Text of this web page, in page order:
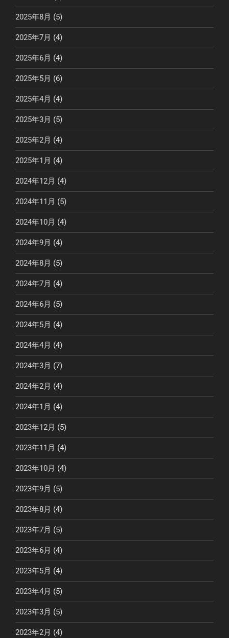
2025年8月 (5)
2025年7月 (4)
2025年6月 (4)
2025年5月 (6)
2025年4月 (4)
2025年3月 (5)
2025年2月 (4)
2025年1月 (4)
2024年12月 (4)
2024年11月 (5)
2024年10月 (4)
2024年9月 (4)
2024年8月 (5)
2024年7月 (4)
2024年6月 (5)
2024年5月 (4)
2024年4月 (4)
2024年3月 (7)
2024年2月 (4)
2024年1月 (4)
2023年12月 (5)
2023年11月 (4)
2023年10月 (4)
2023年9月 (5)
2023年8月 (4)
2023年7月 (5)
2023年6月 (4)
2023年5月 (4)
2023年4月 (5)
2023年3月 (5)
2023年2月 (4)